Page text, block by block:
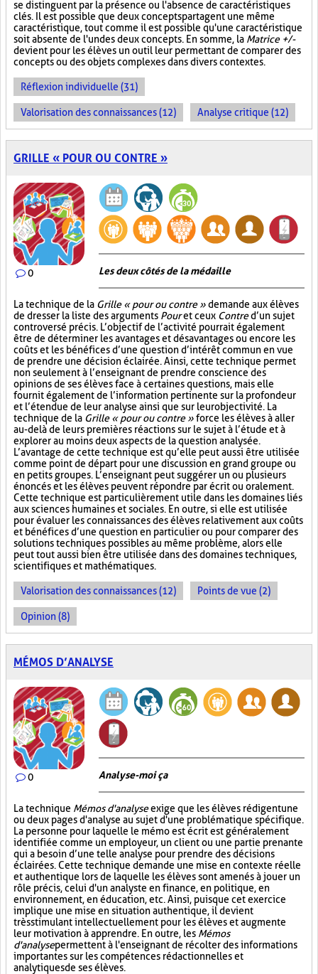
se distinguent par la présence ou l'absence de caractéristiques
clés. Il est possible que deux concepts partagent une même
caractéristique, tout comme il est possible qu'une caractéristique
soit absente de l'un des deux concepts. En somme, la Matrice +/-
devient pour les élèves un outil leur permettant de comparer des
concepts ou des objets complexes dans divers contextes.
Réflexion individuelle (31)
Valorisation des connaissances (12) Analyse critique (12)
GRILLE « POUR OU CONTRE »
0 Les deux côtés de la médaille
La technique de la Grille « pour ou contre »demande aux élèves
de dresser la liste des arguments Pouret ceux Contred’un sujet
controversé précis. L’objectif de l’activité pourrait également
être de déterminer les avantages et désavantages ou encore les
coûts et les bénéfices d’une question d’intérêt commun en vue
de prendre une décision éclairée. Ainsi, cette technique permet
non seulement à l’enseignant de prendre conscience des
opinions de ses élèves face à certaines questions, mais elle
fournit également de l’information pertinente sur la profondeur
et l’étendue de leur analyse ainsi que sur leur objectivité. La
technique de la Grille « pour ou contre »force les élèves à aller
au-delà de leurs premières réactions sur le sujet à l’étude et à
explorer au moins deux aspects de la question analysée.
L’avantage de cette technique est qu’elle peut aussi être utilisée
comme point de départ pour une discussion en grand groupe ou
en petits groupes. L’enseignant peut suggérer un ou plusieurs
énoncés et les élèves peuvent répondre par écrit ou oralement.
Cette technique est particulièrement utile dans les domaines liés
aux sciences humaines et sociales. En outre, si elle est utilisée
pour évaluer les connaissances des élèves relativement aux coûts
et bénéfices d’une question en particulier ou pour comparer des
solutions techniques possibles au même problème, alors elle
peut tout aussi bien être utilisée dans des domaines techniques,
scientifiques et mathématiques.
Valorisation des connaissances (12) Points de vue (2)
Opinion (8)
MÉMOS D’ANALYSE
0 Analyse-moi ça
La technique Mémos d'analyseexige que les élèves rédigent une
ou deux pages d'analyse au sujet d'une problématique spécifique.
La personne pour laquelle le mémo est écrit est généralement
identifiée comme un employeur, un client ou une partie prenante
qui a besoin d’une telle analyse pour prendre des décisions
éclairées. Cette technique demande une mise en contexte réelle
et authentique lors de laquelle les élèves sont amenés à jouer un
rôle précis, celui d'un analyste en finance, en politique, en
environnement, en éducation, etc. Ainsi, puisque cet exercice
implique une mise en situation authentique, il devient
très stimulant intellectuellement pour les élèves et augmente
leur motivation à apprendre. En outre, les Mémos
d'analysepermettent à l'enseignant de récolter des informations
importantes sur les compétences rédactionnelles et
analytiques de ses élèves.